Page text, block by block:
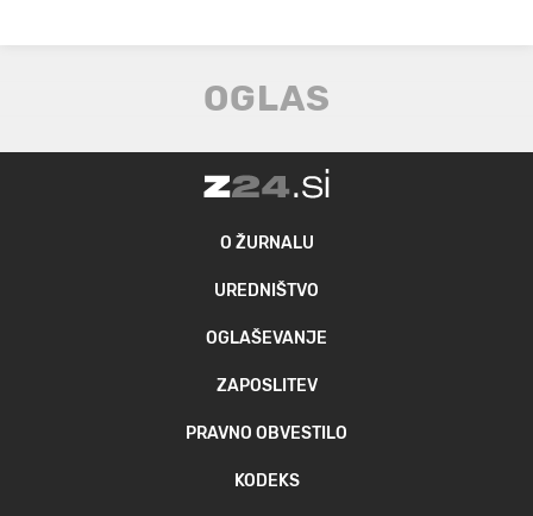
O ŽURNALU
UREDNIŠTVO
OGLAŠEVANJE
ZAPOSLITEV
PRAVNO OBVESTILO
KODEKS